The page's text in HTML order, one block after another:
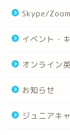
Skype/Zoom
イベント・
オンライン
お知らせ
ジュニアキ